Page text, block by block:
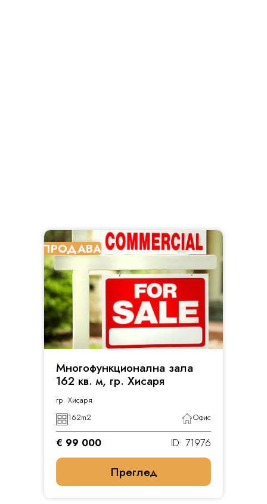
ПРОДАВА
Многофункционална зала
162 кв. м, гр. Хисаря
гр. Хисаря
162m2 Офис
€ 99 000 ID: 71976
Преглед